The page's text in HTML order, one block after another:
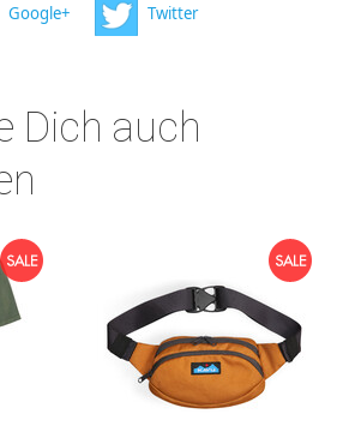
Google+ Twitter
Dich auch